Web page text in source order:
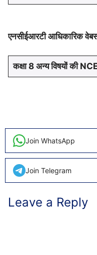
एनसीईआरटी आधिकारिक
कक्षा 8 अन्य विषयों की
Join WhatsApp
Join Telegram
Leave a Reply